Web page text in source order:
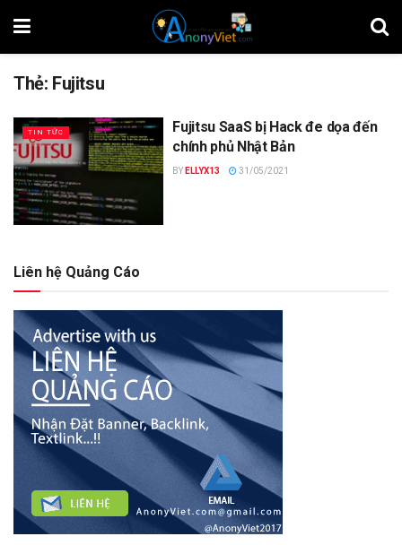
Thẻ: Fujitsu
TIN TỨC
Fujitsu SaaS bị Hack đe dọa đến
chính phủ Nhật Bản
BY ELLYX13 31/05/2021
Liên hệ Quảng Cáo